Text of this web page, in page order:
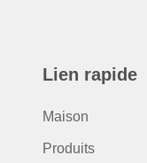
Lien rapide
Maison
Produits